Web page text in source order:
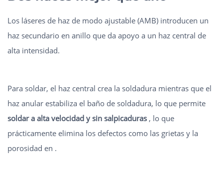
Los láseres de haz de modo ajustable (AMB) introducen un
haz secundario en anillo que da apoyo a un haz central de
alta intensidad.
Para soldar, el haz central crea la soldadura mientras que el
haz anular estabiliza el baño de soldadura, lo que permite
soldar a alta velocidad y sin salpicaduras , lo que
prácticamente elimina los defectos como las grietas y la
porosidad en .